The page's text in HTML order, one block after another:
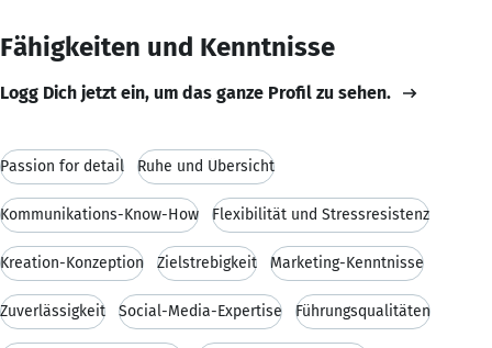
Fähigkeiten und Kenntnisse
Logg Dich jetzt ein, um das ganze Profil zu sehen.
Passion for detail Ruhe und Übersicht
Kommunikations-Know-How Flexibilität und Stressresistenz
Kreation-Konzeption Zielstrebigkeit Marketing-Kenntnisse
Zuverlässigkeit Social-Media-Expertise Führungsqualitäten